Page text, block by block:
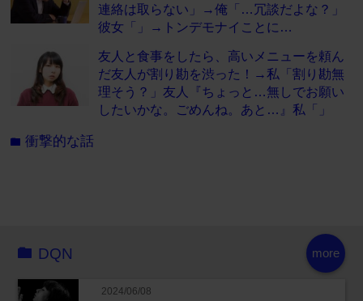
連絡は取らない」→俺「…冗談だよな？」
彼女「」→トンデモナイことに…
友人と食事をしたら、高いメニューを頼ん
だ友人が割り勘を渋った！→私「割り勘無
理そう？」友人『ちょっと…無しでお願い
したいかな。ごめんね。あと…』私「」
folder衝撃的な話
more
DQN
2024/06/08